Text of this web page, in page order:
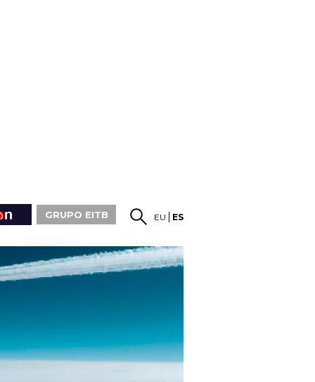
GRUPO EITB EU ES